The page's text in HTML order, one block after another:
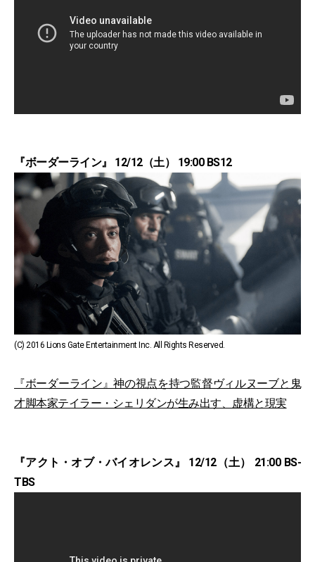
『ボーダーライン』 12/12（土） 19:00 BS12
(C) 2016 Lions Gate Entertainment Inc. All Rights Reserved.
『ボーダーライン』神の視点を持つ監督ヴィルヌーブと鬼
才脚本家テイラー・シェリダンが生み出す、虚構と現実
『アクト・オブ・バイオレンス』 12/12（土） 21:00 BS-
TBS